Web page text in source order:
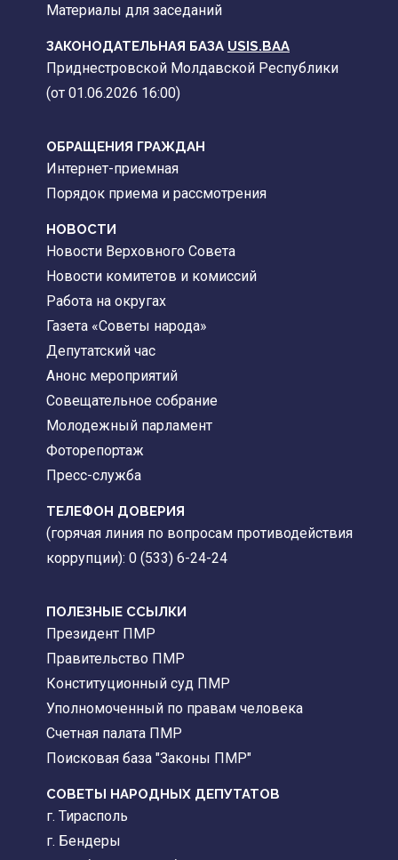
Материалы для заседаний
ЗАКОНОДАТЕЛЬНАЯ БАЗА USIS.BAA
Приднестровской Молдавской Республики
(от 01.06.2026 16:00)
ОБРАЩЕНИЯ ГРАЖДАН
Интернет-приемная
Порядок приема и рассмотрения
НОВОСТИ
Новости Верховного Совета
Новости комитетов и комиссий
Работа на округах
Газета «Советы народа»
Депутатский час
Анонс мероприятий
Совещательное собрание
Молодежный парламент
Фоторепортаж
Пресс-служба
ТЕЛЕФОН ДОВЕРИЯ
(горячая линия по вопросам противодействия
коррупции): 0 (533) 6-24-24
ПОЛЕЗНЫЕ ССЫЛКИ
Президент ПМР
Правительство ПМР
Конституционный суд ПМР
Уполномоченный по правам человека
Счетная палата ПМР
Поисковая база "Законы ПМР"
СОВЕТЫ НАРОДНЫХ ДЕПУТАТОВ
г. Тирасполь
г. Бендеры